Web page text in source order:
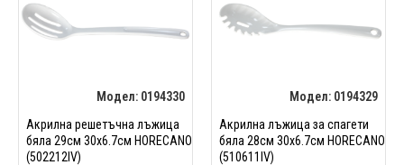
Модел: 0194330
Акрилна решетъчна лъжица
бяла 29см 30x6.7см HORECANO
(502212IV)
Модел: 0194329
Акрилна лъжица за спагети
бяла 28см 30x6.7см HORECANO
(510611IV)